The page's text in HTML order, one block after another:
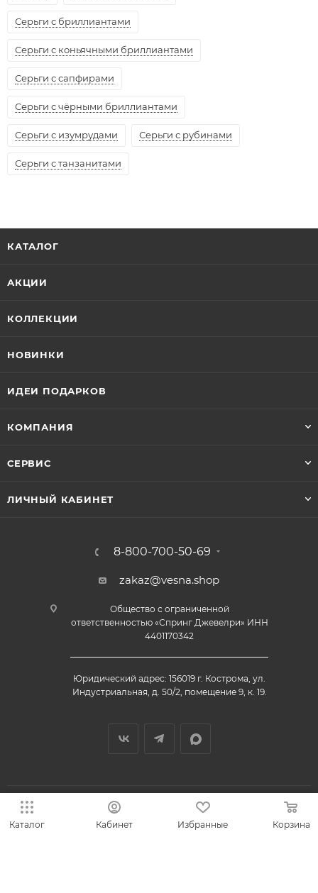
Серьги с бриллиантами
Серьги с коньячными бриллиантами
Серьги с сапфирами
Серьги с чёрными бриллиантами
Серьги с изумрудами Серьги с рубинами
Серьги с танзанитами
КАТАЛОГ
АКЦИИ
КОЛЛЕКЦИИ
НОВИНКИ
ИДЕИ ПОДАРКОВ
КОМПАНИЯ
СЕРВИС
ЛИЧНЫЙ КАБИНЕТ
8-800-700-50-69
zakaz@vesna.shop
Общество с ограниченной
ответственностью «Спринг Джевелри» ИНН
4401170342
Юридический адрес: 156019 г. Кострома, ул.
Индустриальная, д. 50/2, помещение 9, к. 19.
Каталог Кабинет Избранные Корзина